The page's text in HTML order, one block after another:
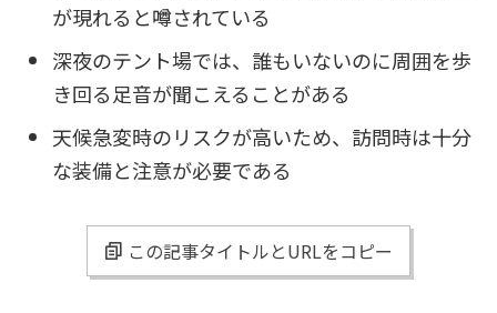
が現れると噂されている
深夜のテント場では、誰もいないのに周囲を歩
き回る足音が聞こえることがある
天候急変時のリスクが高いため、訪問時は十分
な装備と注意が必要である
この記事タイトルとURLをコピー